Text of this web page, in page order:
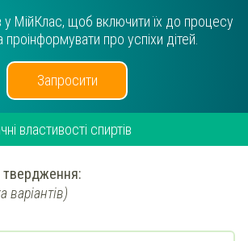
у МійКлас, щоб включити їх до процесу
проінформувати про успіхи дітей.
Запросити
властивості спиртів
твердження:
варіантів)